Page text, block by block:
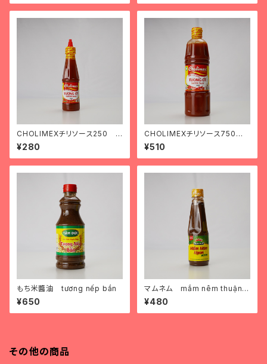
CHOLIMEXチリソース250 t
ương ớt chomilex loại nhỏ
¥280
CHOLIMEXチリソース750 t
ương ớt chomilex loại to
¥510
もち米醬油 tương nếp bần
¥650
マムネム mắm nêm thuận p
hát
¥480
その他の商品